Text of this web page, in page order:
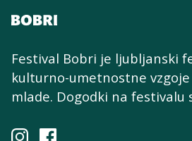
Festival Bobri je ljubljanski
kulturno-umetnostne
mlade. Dogodki na festivalu